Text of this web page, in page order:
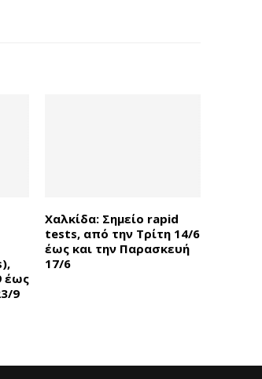
έως
9
Χαλκίδα: Σημείο rapid
tests, από την Τρίτη 14/6
έως και την Παρασκευή
17/6